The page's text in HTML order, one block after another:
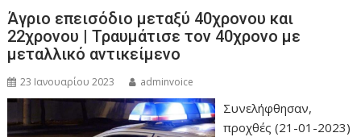
Άγριο επεισόδιο μεταξύ 40χρονου και
22χρονου | Τραυμάτισε τον 40χρονο με
μεταλλικό αντικείμενο
23 Ιανουαρίου 2023 adminvoice
Συνελήφθησαν,
προχθές (21-01-2023)